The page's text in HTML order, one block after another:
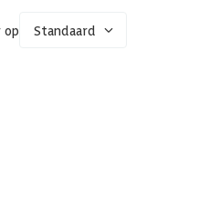
op Standaard